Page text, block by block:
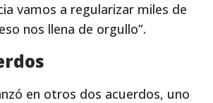
vamos a regularizar miles de
nos llena de orgullo”.
en otros dos acuerdos, uno